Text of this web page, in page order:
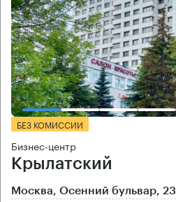
БЕЗ КОМИССИИ
Бизнес-центр
Крылатский
Москва, Осенний бульвар, 23